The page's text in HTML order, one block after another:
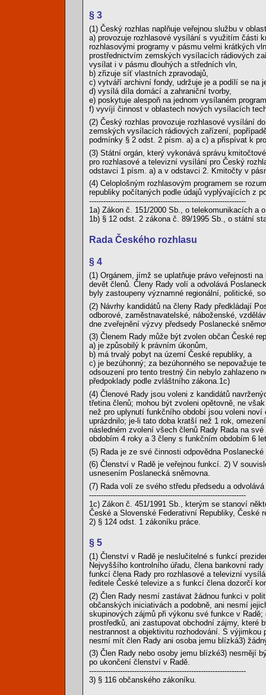
§ 3
(1) Český rozhlas naplňuje veřejnou službu v
a) provozuje rozhlasové vysílání s využitím části
rozhlasovými programy v pásmu velmi krátkých
prostřednictvím zemských vysílacích rádiových
vysílat i v pásmu dlouhých a středních vln,
b) zřizuje síť vlastních zpravodajů,
c) vytváří archivní fondy, udržuje je a podílí se na
d) vysílá díla domácí a zahraniční tvorby,
e) poskytuje alespoň na jednom vysílaném
f) vyvíjí činnost v oblastech nových vysílacích
(2) Český rozhlas provozuje rozhlasové vysílání
zemských vysílacích rádiových zařízení,
podmínky § 2 odst. 2 písm. a) a c) a přispívat k
(3) Státní orgán, který vykonává správu
pro rozhlasové a televizní vysílání pro Český
odstavci 1 písm. a) a v odstavci 2. Kmitočty v
(4) Celoplošným rozhlasovým programem se
republiky počítaných podle údajů vyplývajících z
------------------------------------------------------------------
1a) Zákon č. 151/2000 Sb., o telekomunikacích a
1b) § 12 odst. 2 zákona č. 89/1995 Sb., o státní
Rada Českého rozhlasu
§ 4
(1) Orgánem, jímž se uplatňuje právo veřejnosti
devět členů. Členy Rady volí a odvolává
byly zastoupeny významné regionální, politické,
(2) Návrhy kandidátů na členy Rady předkládají
odborové, zaměstnavatelské, náboženské,
dne zveřejnění výzvy předsedy Poslanecké
(3) Členem Rady může být zvolen občan České
a) je způsobilý k právním úkonům,
b) má trvalý pobyt na území České republiky, a
c) je bezúhonný; za bezúhonného se nepovažuje
odsouzení pro tento trestný čin nebylo zahlazeno
předpoklady podle zvláštního zákona.1c)
(4) Členové Rady jsou voleni z kandidátů
třetina členů; mohou být zvoleni opětovně, ne
než pro uplynutí funkčního období jsou voleni
uprázdnilo; je-li tato doba kratší než 1 rok,
následném zvolení všech členů Rady Rada na
obdobím 4 roky a 3 členy s funkčním obdobím 6
(5) Rada je ze své činnosti odpovědna Poslanecké
(6) Členství v Radě je veřejnou funkcí. 2) V
usnesením Poslanecká sněmovna.
(7) Rada volí ze svého středu předsedu a odvolává
------------------------------------------------------------------
1c) Zákon č. 451/1991 Sb., kterým se stanoví
České a Slovenské Federativní Republiky, České
2) § 124 odst. 1 zákoníku práce.
§ 5
(1) Členství v Radě je neslučitelné s funkcí
Nejvyššího kontrolního úřadu, člena bankovní
funkcí člena Rady pro rozhlasové a televizní
ředitele České televize a s funkcí člena dozorčí
(2) Člen Rady nesmí zastávat žádnou funkci v
občanských iniciativách a podobně, ani nesmí
skupinových zájmů při výkonu své funkce v
prostředků, ani zastupovat obchodní zájmy, které
nestrannost a objektivitu rozhodování. S
nesmí mít člen Rady ani osoba jemu blízká3)
(3) Člen Rady nebo osoby jemu blízké3) nesmějí
po ukončení členství v Radě.
------------------------------------------------------------------
3) § 116 občanského zákoníku.